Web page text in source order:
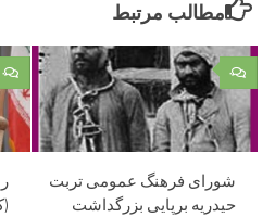
مطالب مرتبط
۰ ۰
شورای فرهنگ عمومی تربت
حیدریه برپایی بزرگداشت